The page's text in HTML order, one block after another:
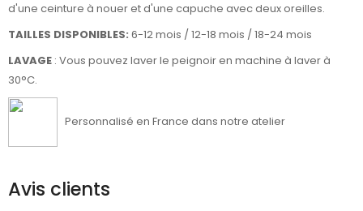
d'une ceinture à nouer et d'une capuche avec deux oreilles.
TAILLES DISPONIBLES: 6-12 mois / 12-18 mois / 18-24 mois
LAVAGE : Vous pouvez laver le peignoir en machine à laver à
30°C.
Personnalisé en France dans notre atelier
Avis clients